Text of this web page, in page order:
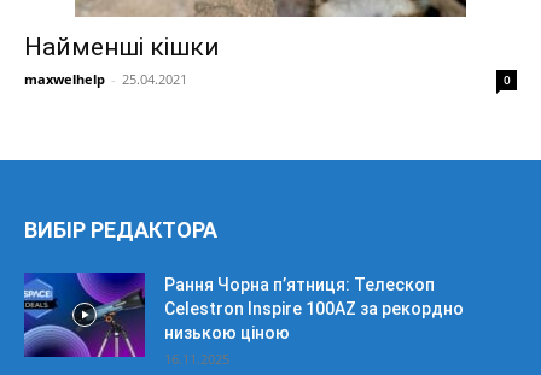
Найменші кішки
maxwelhelp - 25.04.2021 0
ВИБІР РЕДАКТОРА
Рання Чорна п’ятниця: Телескоп
Celestron Inspire 100AZ за рекордно
низькою ціною
16.11.2025